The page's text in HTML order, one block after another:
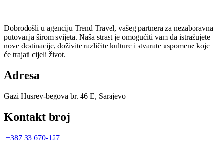
Dobrodošli u agenciju Trend Travel, vašeg partnera za nezaboravna
putovanja širom svijeta. Naša strast je omogućiti vam da istražujete
nove destinacije, doživite različite kulture i stvarate uspomene koje
će trajati cijeli život.
Adresa
Gazi Husrev-begova br. 46 E, Sarajevo
Kontakt broj
+387 33 670-127